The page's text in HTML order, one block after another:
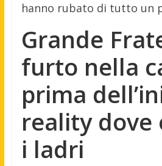
hanno rubato di tutto un
Grande
furto nella
prima
reality dove
i ladri